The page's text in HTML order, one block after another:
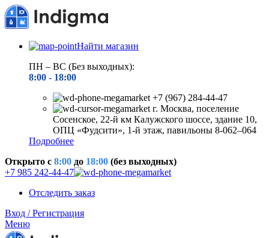
Найти магазин
ПН – ВС (Без выходных):
8:00 - 18:00
+7 (967) 284-44-47
г. Москва, поселение
Сосенское, 22-й км Калужского шоссе, здание 10,
ОПЦ «Фудсити», 1-й этаж, павильоны 8-062–064
Подробнее
Открыто c 8:00 до 18:00 (без выходных)
+7 985 242-44-47
Отследить заказ
Вход / Регистрация
Меню